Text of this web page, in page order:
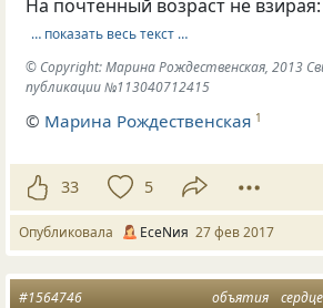
На почтенный возраст не взирая:
… показать весь текст …
© Copyright: Марина Рождественская, 2013
публикации №113040712415
© Марина Рождественская 1
33 5
Опубликовала ЕсеNия 27 фев 2017
объятия сердце
#1564746